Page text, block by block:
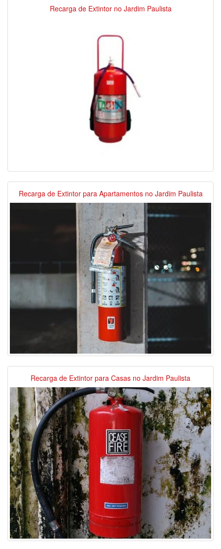
Recarga de Extintor no Jardim Paulista
Recarga de Extintor para Apartamentos no Jardim Paulista
Recarga de Extintor para Casas no Jardim Paulista